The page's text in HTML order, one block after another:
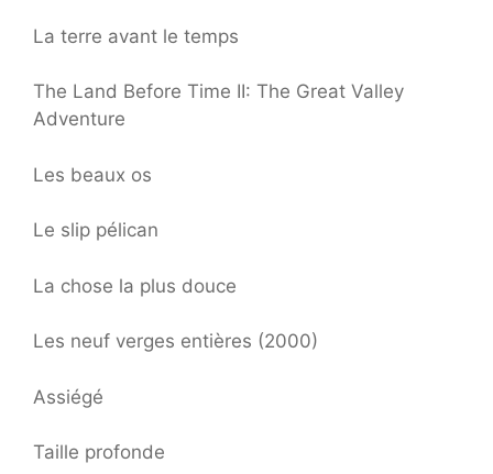
La terre avant le temps
The Land Before Time II: The Great Valley
Adventure
Les beaux os
Le slip pélican
La chose la plus douce
Les neuf verges entières (2000)
Assiégé
Taille profonde